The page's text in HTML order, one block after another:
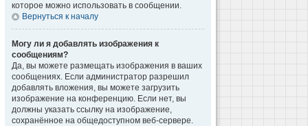
которое можно использовать в сообщении.
Вернуться к началу
Могу ли я добавлять изображения к
сообщениям?
Да, вы можете размещать изображения в ваших
сообщениях. Если администратор разрешил
добавлять вложения, вы можете загрузить
изображение на конференцию. Если нет, вы
должны указать ссылку на изображение,
сохранённое на общедоступном веб-сервере.